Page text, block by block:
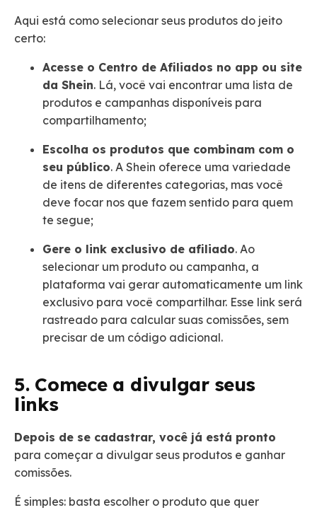
Aqui está como selecionar seus produtos do jeito
certo:
Acesse o Centro de Afiliados no app ou site
da Shein. Lá, você vai encontrar uma lista de
produtos e campanhas disponíveis para
compartilhamento;
Escolha os produtos que combinam com o
seu público. A Shein oferece uma variedade
de itens de diferentes categorias, mas você
deve focar nos que fazem sentido para quem
te segue;
Gere o link exclusivo de afiliado. Ao
selecionar um produto ou campanha, a
plataforma vai gerar automaticamente um link
exclusivo para você compartilhar. Esse link será
rastreado para calcular suas comissões, sem
precisar de um código adicional.
5. Comece a divulgar seus
links
Depois de se cadastrar, você já está pronto
para começar a divulgar seus produtos e ganhar
comissões.
É simples: basta escolher o produto que quer